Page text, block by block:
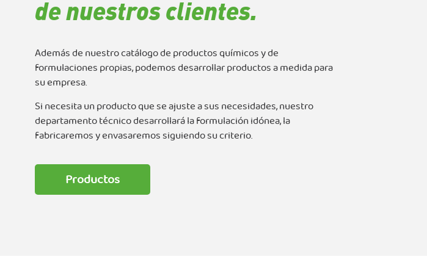
de nuestros clientes.
Además de nuestro catálogo de productos químicos y de
formulaciones propias, podemos desarrollar productos a medida para
su empresa.
Si necesita un producto que se ajuste a sus necesidades, nuestro
departamento técnico desarrollará la formulación idónea, la
fabricaremos y envasaremos siguiendo su criterio.
Productos